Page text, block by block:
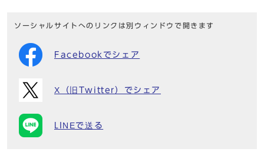
ソーシャルサイトへのリンクは別ウィンドウで開きます
Facebookでシェア
X（旧Twitter）でシェア
LINEで送る